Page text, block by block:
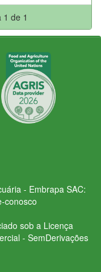
de 1
- Embrapa SAC:
conosco
sob a Licença
- SemDerivações